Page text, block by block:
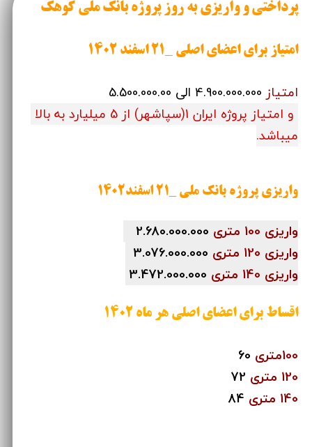
پرداختی و واریزی به روز پروژه بانک ملی کوهک
امتیاز برای اعضای اصلی _21 اسفند 1402
امتیاز4.900.000.000 الی 5.500.000.00
و امتیاز پروژه ایران 1(سپاشهر) از 5 میلیارد به بالا
میباشد.
واریزی پروژه بانک ملی _21 اسفند1402
واریزی 100 متری
واریزی 120 متری
3.076.000.000
واریزی 140 متری
3.472.000.000
اقساط برای اعضای اصلی هر ماه 1402
100متری
120 متری
140 متری
84